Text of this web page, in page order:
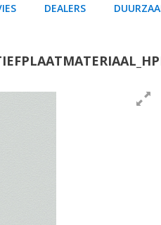
DEALERS